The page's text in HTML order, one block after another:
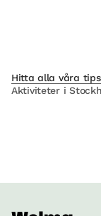
Hitta alla våra
Aktiviteter i